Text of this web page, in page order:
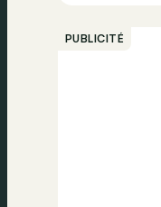
PUBLICITÉ